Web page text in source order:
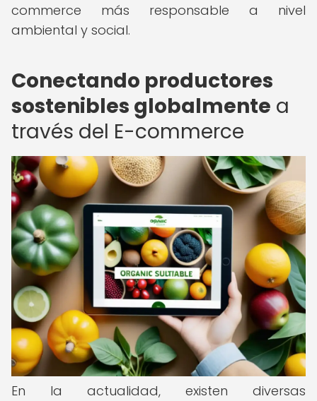
commerce más responsable a nivel
ambiental y social.
Conectando productores
sostenibles globalmente a
través del E-commerce
En la actualidad, existen diversas